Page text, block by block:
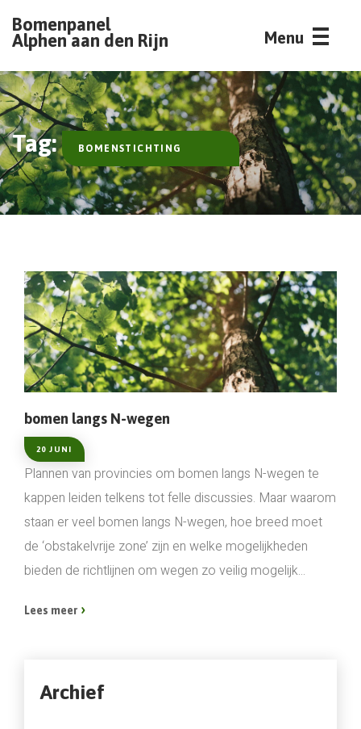
Bomenpanel
Alphen aan den Rijn Menu
Tag: BOMENSTICHTING
bomen langs N-wegen
20 JUNI
Plannen van provincies om bomen langs N-wegen te
kappen leiden telkens tot felle discussies. Maar waarom
staan er veel bomen langs N-wegen, hoe breed moet
de ‘obstakelvrije zone’ zijn en welke mogelijkheden
bieden de richtlijnen om wegen zo veilig mogelijk...
Lees meer
Archief